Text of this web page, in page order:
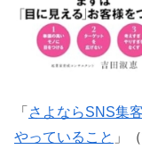
「 さよならSNS集
やっていること 」